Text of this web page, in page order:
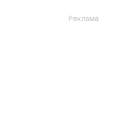
Реклама